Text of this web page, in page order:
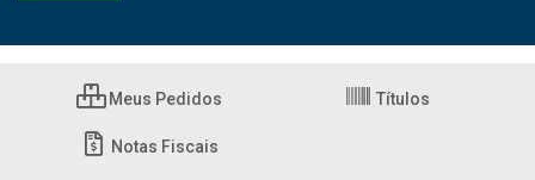
Meus Pedidos Títulos
Notas Fiscais